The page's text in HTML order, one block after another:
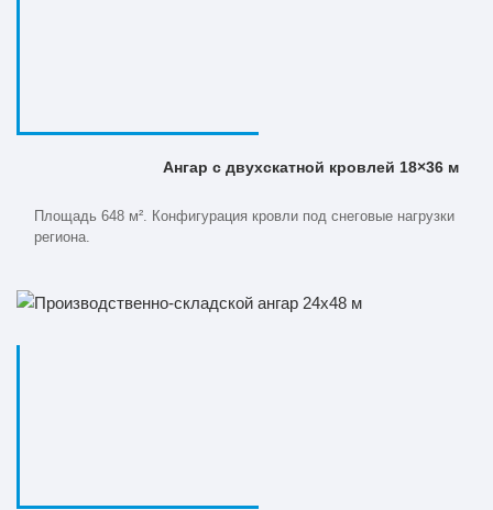
Ангар с двухскатной кровлей 18×36 м
Площадь 648 м². Конфигурация кровли под снеговые нагрузки
региона.